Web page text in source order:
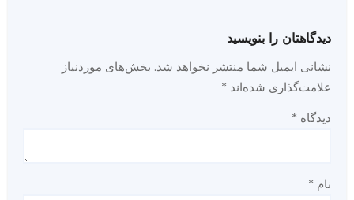
دیدگاهتان را بنویسید
نشانی ایمیل شما منتشر نخواهد شد. بخش‌های موردنیاز
علامت‌گذاری شده‌اند *
دیدگاه *
نام *